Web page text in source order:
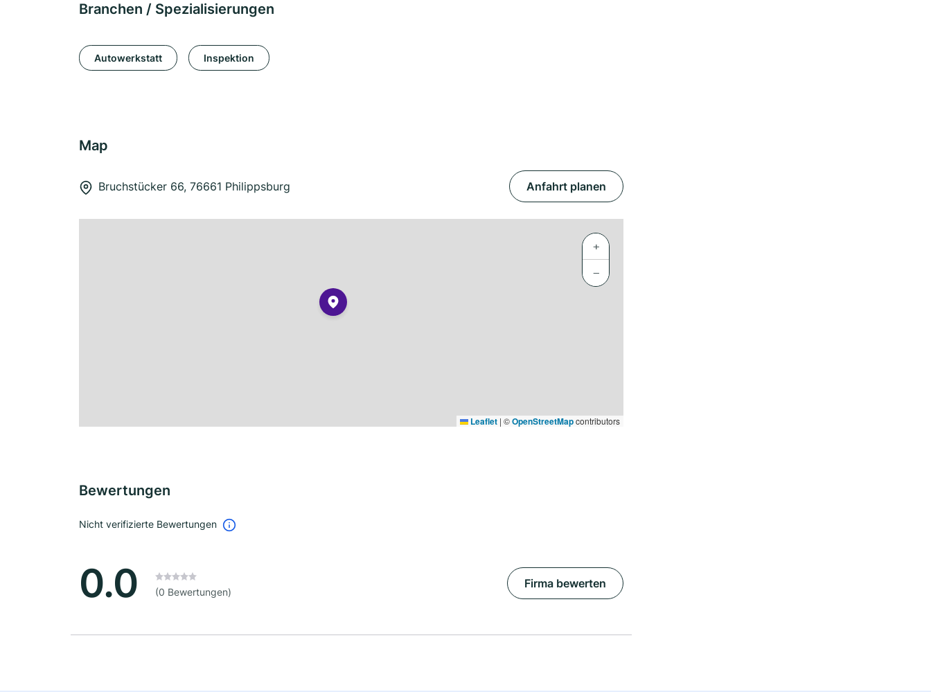
Branchen / Spezialisierungen
Autowerkstatt Inspektion
Map
Bruchstücker 66, 76661 Philippsburg Anfahrt planen
+
−
Leaflet | ©OpenStreetMapcontributors
Bewertungen
Nicht verifizierte Bewertungen
0.0 (0 Bewertungen)
Firma bewerten